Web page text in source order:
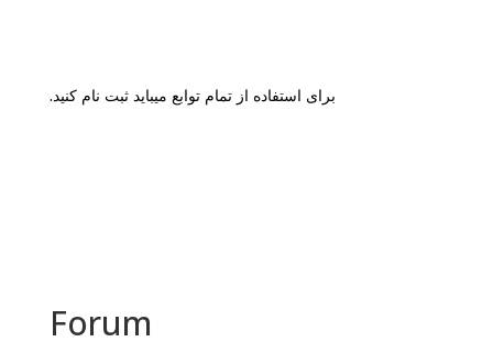
برای استفاده از تمام توابع میباید ثبت نام کنید.
Forum